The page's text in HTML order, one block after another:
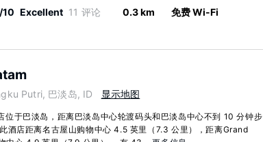
Excellent 11 评论 0.3 km 免费 Wi-Fi
Putri, 巴淡岛, ID 显示地图
位于巴淡岛，距离巴淡岛中心轮渡码头和巴淡岛中心不到 10 分钟步
酒店距离名古屋山购物中心 4.5 英里（7.3 公里），距离Grand